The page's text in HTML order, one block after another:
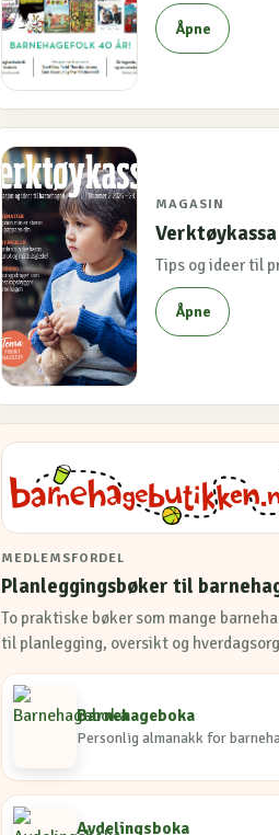
Åpne
MAGASIN
Verktøykassa
Tips og ideer til
Åpne
MEDLEMSFORDEL
Planleggingsbøker til
To praktiske bøker som mange
til planlegging, oversikt og
Barnehageboka
Personlig almanakk for
Avdelingsboka